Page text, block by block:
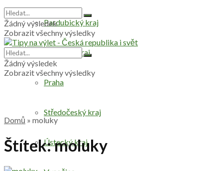
Pardubický kraj
Plzeňský kraj
Praha
Středočeský kraj
Ústecký kraj
Žádný výsledek
Zobrazit všechny výsledky
Žádný výsledek
Zobrazit všechny výsledky
Domů » moluky
Štítek:moluky